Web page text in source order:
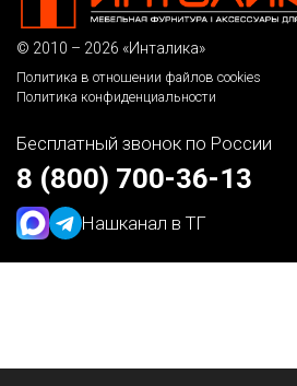
© 2010 – 2026 «Инталика»
Политика в отношении файлов cookies
Политика конфиденциальности
Бесплатный звонок по России
8 (800) 700-36-13
Нашканал в ТГ